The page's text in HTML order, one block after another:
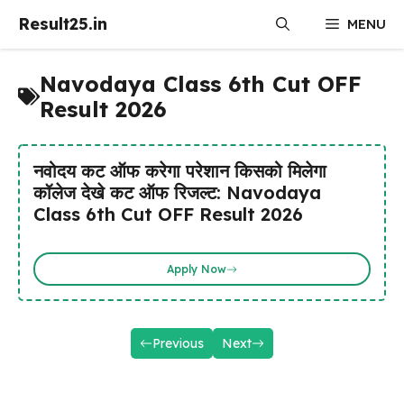
Result25.in MENU
Navodaya Class 6th Cut OFF
Result 2026
नवोदय कट ऑफ करेगा परेशान किसको मिलेगा
कॉलेज देखे कट ऑफ रिजल्ट: Navodaya
Class 6th Cut OFF Result 2026
Apply Now
Previous Next